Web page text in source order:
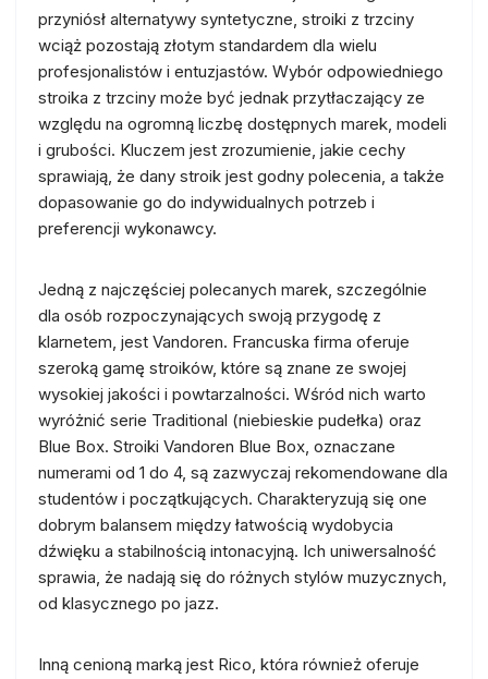
przyniósł alternatywy syntetyczne, stroiki z trzciny
wciąż pozostają złotym standardem dla wielu
profesjonalistów i entuzjastów. Wybór odpowiedniego
stroika z trzciny może być jednak przytłaczający ze
względu na ogromną liczbę dostępnych marek, modeli
i grubości. Kluczem jest zrozumienie, jakie cechy
sprawiają, że dany stroik jest godny polecenia, a także
dopasowanie go do indywidualnych potrzeb i
preferencji wykonawcy.
Jedną z najczęściej polecanych marek, szczególnie
dla osób rozpoczynających swoją przygodę z
klarnetem, jest Vandoren. Francuska firma oferuje
szeroką gamę stroików, które są znane ze swojej
wysokiej jakości i powtarzalności. Wśród nich warto
wyróżnić serie Traditional (niebieskie pudełka) oraz
Blue Box. Stroiki Vandoren Blue Box, oznaczane
numerami od 1 do 4, są zazwyczaj rekomendowane dla
studentów i początkujących. Charakteryzują się one
dobrym balansem między łatwością wydobycia
dźwięku a stabilnością intonacyjną. Ich uniwersalność
sprawia, że nadają się do różnych stylów muzycznych,
od klasycznego po jazz.
Inną cenioną marką jest Rico, która również oferuje